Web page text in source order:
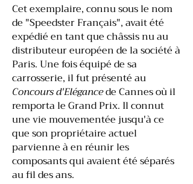
Cet exemplaire, connu sous le nom
de "Speedster Français", avait été
expédié en tant que châssis nu au
distributeur européen de la société à
Paris. Une fois équipé de sa
carrosserie, il fut présenté au
Concours d'Elégancede Cannes où il
remporta le Grand Prix. Il connut
une vie mouvementée jusqu'à ce
que son propriétaire actuel
parvienne à en réunir les
composants qui avaient été séparés
au fil des ans.